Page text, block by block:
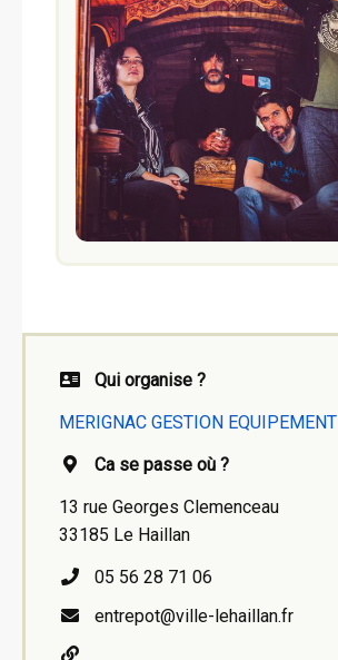
Qui organise ?
MERIGNAC GESTION EQUIPEMENT
Ca se passe où ?
13 rue Georges Clemenceau
33185 Le Haillan
05 56 28 71 06
entrepot@ville-lehaillan.fr